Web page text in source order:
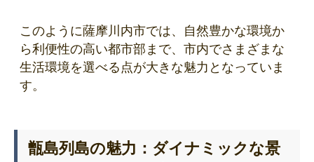
このように薩摩川内市では、自然豊かな環境か
ら利便性の高い都市部まで、市内でさまざまな
生活環境を選べる点が大きな魅力となっていま
す。
甑島列島の魅力：ダイナミックな景